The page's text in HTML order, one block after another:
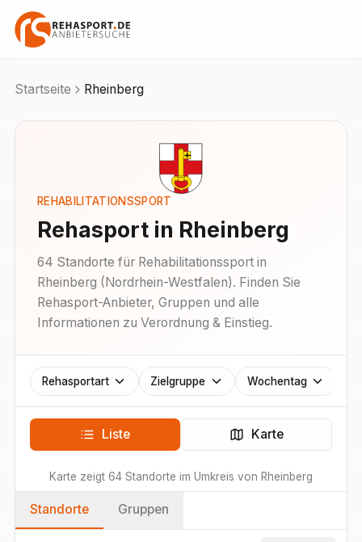
Startseite Rheinberg
REHABILITATIONSSPORT
Rehasport in Rheinberg
64 Standorte für Rehabilitationssport in
Rheinberg (Nordrhein-Westfalen). Finden Sie
Rehasport-Anbieter, Gruppen und alle
Informationen zu Verordnung & Einstieg.
Rehasportart Zielgruppe Wochentag
Liste Karte
Karte zeigt 64 Standorte im Umkreis von Rheinberg
Standorte Gruppen